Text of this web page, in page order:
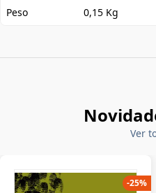
Peso 0,15 Kg
Ver
-25%